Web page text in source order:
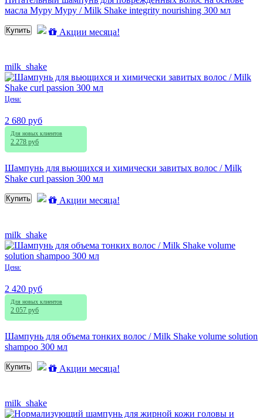
масла Муру Муру / Milk Shake integrity nourishing 300 мл
Купить Акции месяца!
milk_shake
Цена:
2 680 руб
Для новых клиентов
2 278 руб
Шампунь для вьющихся и химически завитых волос / Milk
Shake curl passion 300 мл
Купить Акции месяца!
milk_shake
Цена:
2 420 руб
Для новых клиентов
2 057 руб
Шампунь для объема тонких волос / Milk Shake volume solution
shampoo 300 мл
Купить Акции месяца!
milk_shake